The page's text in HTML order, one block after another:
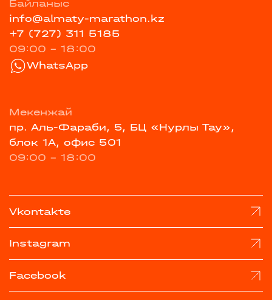
Байланыс
info@almaty-marathon.kz
+7 (727) 311 5185
09:00 - 18:00
WhatsApp
Мекенжай
пр. Аль-Фараби, 5, БЦ «Нурлы Тау»,
блок 1А, офис 501
09:00 - 18:00
Vkontakte
Instagram
Facebook